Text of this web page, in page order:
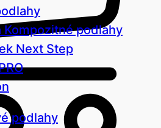
Kompozitné podlahy
Next Step
podlahy